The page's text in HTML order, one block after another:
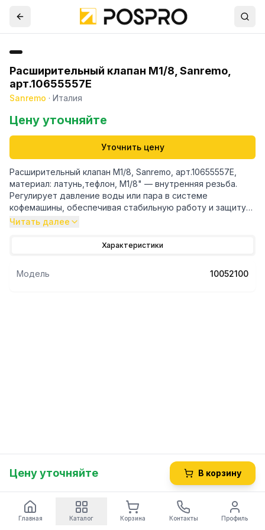
Расширительный клапан M1/8, Sanremo,
арт.10655557E
Sanremo · Италия
Цену уточняйте
Уточнить цену
Расширительный клапан M1/8, Sanremo, арт.10655557E,
материал: латунь,тефлон, M1/8" — внутренняя резьба.
Регулирует давление воды или пара в системе
кофемашины, обеспечивая стабильную работу и защиту
от перегрузок.
Читать далее
Характеристики
Модель 10052100
Цену уточняйте В корзину
Главная Каталог Корзина Контакты Профиль